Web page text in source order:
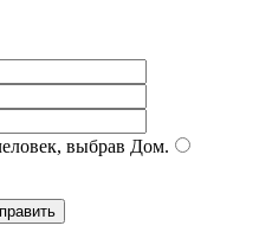
выбрав Дом.